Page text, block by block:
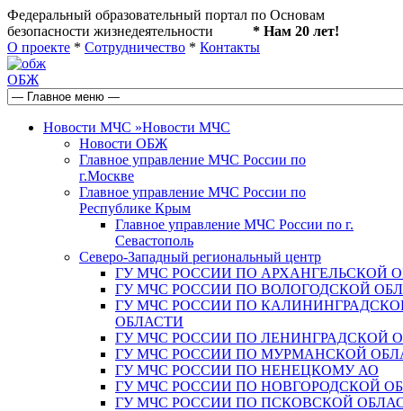
Федеральный образовательный портал по Основам
безопасности жизнедеятельности * Нам 20 лет!
О проекте * Сотрудничество * Контакты
ОБЖ
Новости МЧС »Новости МЧС
Новости ОБЖ
Главное управление МЧС России по
г.Москве
Главное управление МЧС России по
Республике Крым
Главное управление МЧС России по г.
Севастополь
Северо-Западный региональный центр
ГУ МЧС РОССИИ ПО АРХАНГЕЛЬСКОЙ
ГУ МЧС РОССИИ ПО ВОЛОГОДСКОЙ
ГУ МЧС РОССИИ ПО
ОБЛАСТИ
ГУ МЧС РОССИИ ПО ЛЕНИНГРАДСКОЙ
ГУ МЧС РОССИИ ПО МУРМАНСКОЙ
ГУ МЧС РОССИИ ПО НЕНЕЦКОМУ АО
ГУ МЧС РОССИИ ПО НОВГОРОДСКОЙ
ГУ МЧС РОССИИ ПО ПСКОВСКОЙ